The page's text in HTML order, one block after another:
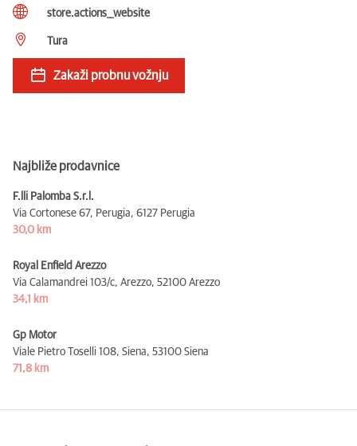
store.actions__website
Tura
Zakaži probnu vožnju
Najbliže prodavnice
F.lli Palomba S.r.l.
Via Cortonese 67, Perugia, 6127 Perugia
30,0 km
Royal Enfield Arezzo
Via Calamandrei 103/c, Arezzo, 52100 Arezzo
34,1 km
Gp Motor
Viale Pietro Toselli 108, Siena, 53100 Siena
71,8 km